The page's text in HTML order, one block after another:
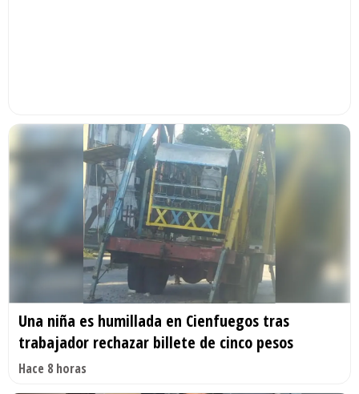
Una niña es humillada en Cienfuegos tras
trabajador rechazar billete de cinco pesos
Hace 8 horas